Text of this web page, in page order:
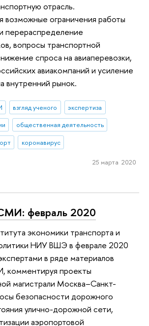
отрасль.
возможные ограничения работы
перераспределение
вопросы транспортной
спроса на авиаперевозки,
авиакомпаний и усиление
внутренний рынок.
взгляд ученого
экспертиза
общественная деятельность
коронавирус
25 марта 2020
февраль 2020
экономики транспорта и
НИУ ВШЭ в феврале 2020
в ряде материалов
комментируя проекты
магистрали Москва–Санкт-
безопасности дорожного
улично-дорожной сети,
аэропортовой